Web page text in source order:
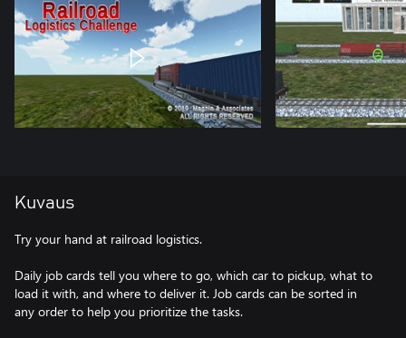
Kuvaus
Try your hand at railroad logistics.
Daily job cards tell you where to go, which car to pickup, what to
load it with, and where to deliver it. Job cards can be sorted in
any order to help you prioritize the tasks.